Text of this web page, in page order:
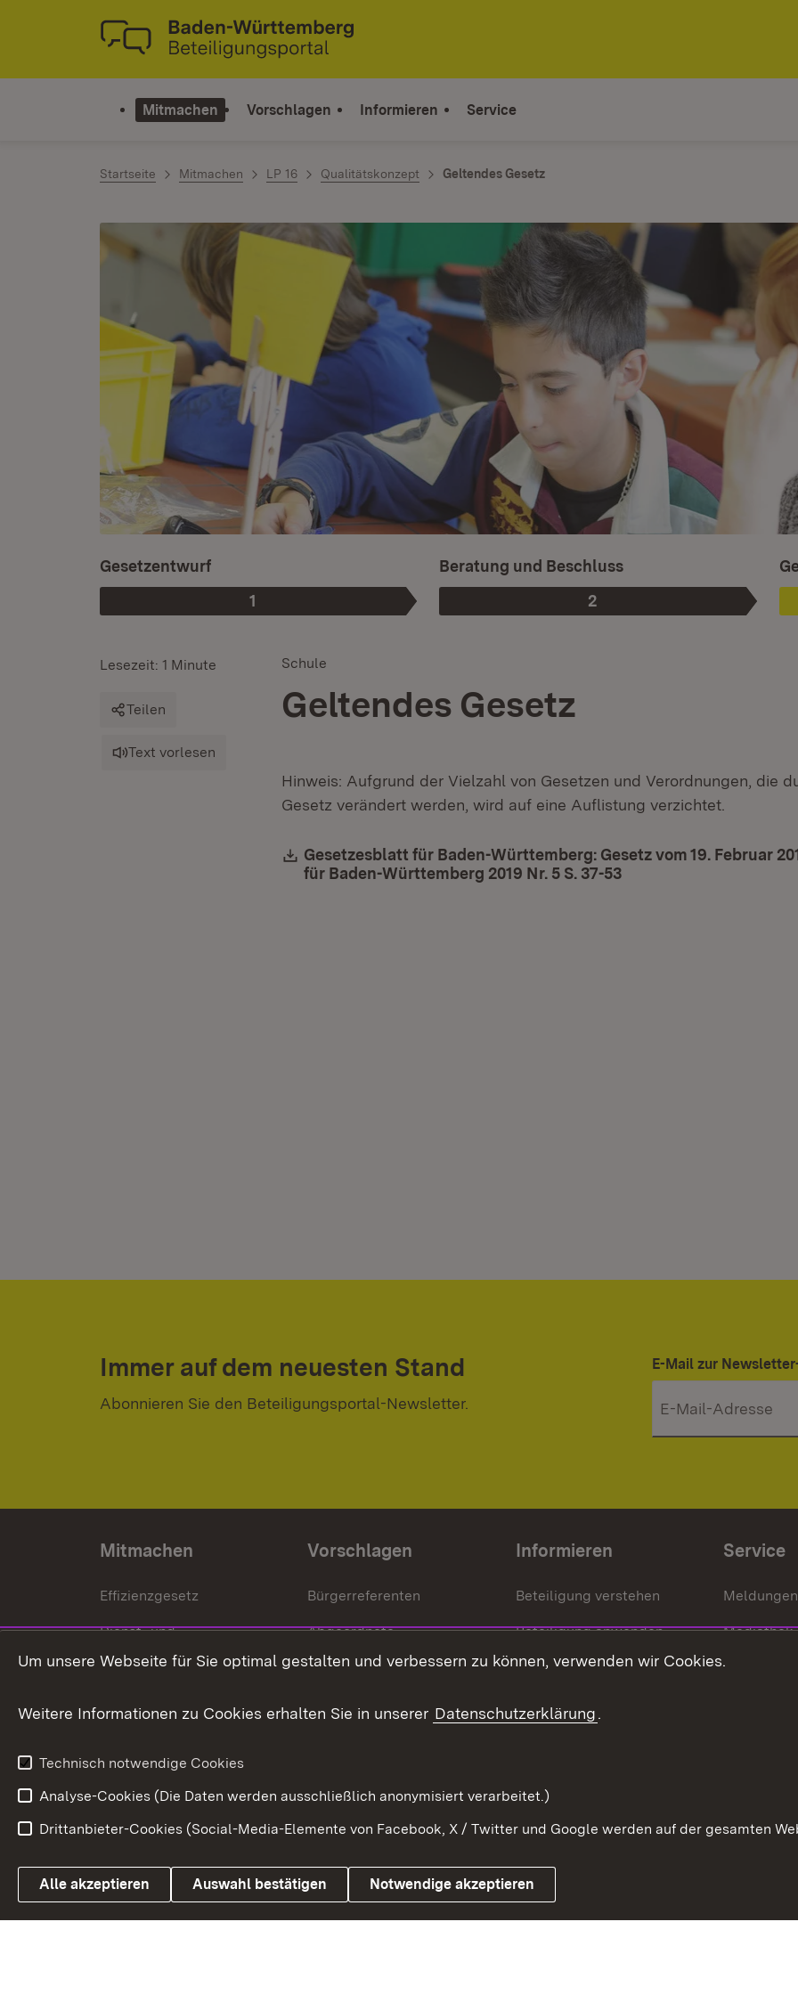
Zum Inhalt springen
Link zur Startseite
Mitmachen Vorschlagen Informieren Service
Startseite Mitmachen LP 16 Qualitätskonzept Geltendes Gesetz
Phase
1
:
Gesetzentwurf
Phase
2
:
Beratung und Beschluss
Schule
Geltendes Gesetz
Lesezeit: 1 Minute
Teilen
Text vorlesen
Hinweis: Aufgrund der Vielzahl von Gesetzen und Verordnungen, die
Gesetz verändert werden, wird auf eine Auflistung verzichtet.
Download:
Gesetzesblatt für Baden-Württemberg: Gesetz vom 19. Februar
für Baden-Württemberg 2019 Nr. 5 S. 37-53
Immer auf dem neuesten Stand
Abonnieren Sie den Beteiligungsportal-Newsletter.
E-Mail zur
Mitmachen
Effizienzgesetz
Dienst- und
Versorgungsbezüge
Weitere
Vorschlagen
Bürgerreferenten
Abgeordnete
Bürgerbeauftragte
Informieren
Beteiligung verstehen
Beteiligung anwenden
Beteiligung stärken
Service
Meldungen
Mediathek
Link zum Landesportal
Impressum Kontakt
Um unsere Webseite für Sie optimal gestalten und verbessern zu können, verwenden wir Cookies.
Weitere Informationen zu Cookies erhalten Sie in unserer Datenschutzerklärung.
Technisch notwendige Cookies
Analyse-Cookies (Die Daten werden ausschließlich anonymisiert verarbeitet.)
Drittanbieter-Cookies (Social-Media-Elemente von Facebook, X / Twitter und Google werden auf der gesamten
Alle akzeptieren Auswahl bestätigen Notwendige akzeptieren